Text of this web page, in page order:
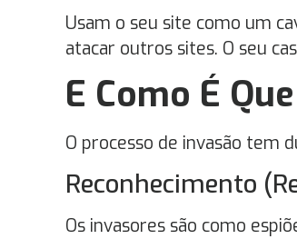
Usam o seu site como um
atacar outros sites. O seu
E Como É
O processo de invasão tem
Reconhecimento
Os invasores são como